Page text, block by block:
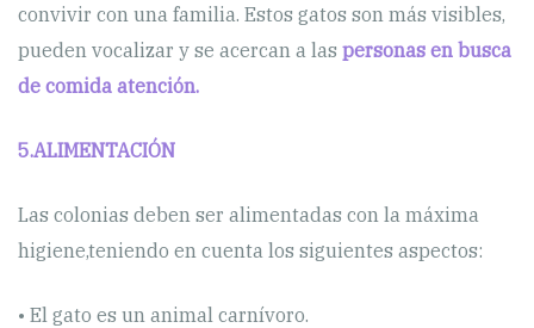
convivir con una familia. Estos gatos son más visibles,
pueden vocalizar y se acercan a las personas en busca
de comida atención.
5.ALIMENTACIÓN
Las colonias deben ser alimentadas con la máxima
higiene,teniendo en cuenta los siguientes aspectos:
• El gato es un animal carnívoro.